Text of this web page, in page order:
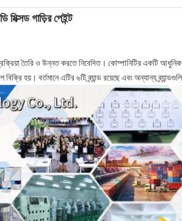
গাড়ির পেইন্ট​
তৈরি ও উন্নত করতে নিবেদিত। কোম্পানিটির একটি আধুনিক
হয়। বর্তমানে এটির ৬টি ব্র্যান্ড রয়েছে এবং অন্যান্য